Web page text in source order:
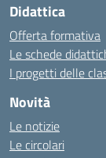
Didattica
Offerta formativa
Le schede
I progetti delle
Novità
Le notizie
Le circolari